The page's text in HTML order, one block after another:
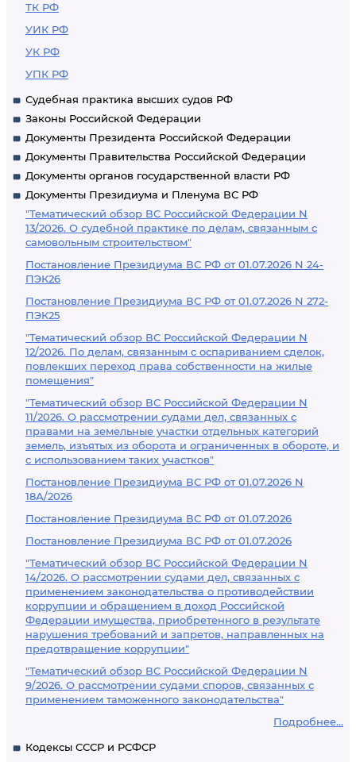
ТК РФ
УИК РФ
УК РФ
УПК РФ
Судебная практика высших судов РФ
Законы Российской Федерации
Документы Президента Российской Федерации
Документы Правительства Российской Федерации
Документы органов государственной власти РФ
Документы Президиума и Пленума ВС РФ
"Тематический обзор ВС Российской Федерации N
13/2026. О судебной практике по делам, связанным с
самовольным строительством"
Постановление Президиума ВС РФ от 01.07.2026 N 24-
ПЭК26
Постановление Президиума ВС РФ от 01.07.2026 N 272-
ПЭК25
"Тематический обзор ВС Российской Федерации N
12/2026. По делам, связанным с оспариванием сделок,
повлекших переход права собственности на жилые
помещения"
"Тематический обзор ВС Российской Федерации N
11/2026. О рассмотрении судами дел, связанных с
правами на земельные участки отдельных категорий
земель, изъятых из оборота и ограниченных в обороте, и
с использованием таких участков"
Постановление Президиума ВС РФ от 01.07.2026 N
18А/2026
Постановление Президиума ВС РФ от 01.07.2026
Постановление Президиума ВС РФ от 01.07.2026
"Тематический обзор ВС Российской Федерации N
14/2026. О рассмотрении судами дел, связанных с
применением законодательства о противодействии
коррупции и обращением в доход Российской
Федерации имущества, приобретенного в результате
нарушения требований и запретов, направленных на
предотвращение коррупции"
"Тематический обзор ВС Российской Федерации N
9/2026. О рассмотрении судами споров, связанных с
применением таможенного законодательства"
Подробнее...
Кодексы СССР и РСФСР